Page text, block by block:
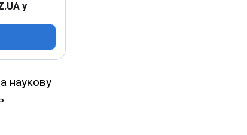
у
наукову